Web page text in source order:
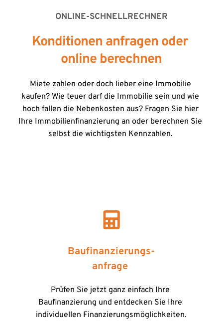
ONLINE-SCHNELLRECHNER
Konditionen anfragen oder
online berechnen
Miete zahlen oder doch lieber eine Immobilie
kaufen? Wie teuer darf die Immobilie sein und wie
hoch fallen die Nebenkosten aus? Fragen Sie hier
Ihre Immobilienfinanzierung an oder berechnen Sie
selbst die wichtigsten Kennzahlen.
Baufinanzierungs-
anfrage
Prüfen Sie jetzt ganz einfach Ihre
Baufinanzierung und entdecken Sie Ihre
individuellen Finanzierungsmöglichkeiten.